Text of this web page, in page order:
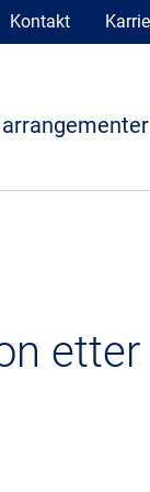
Kontakt
etter